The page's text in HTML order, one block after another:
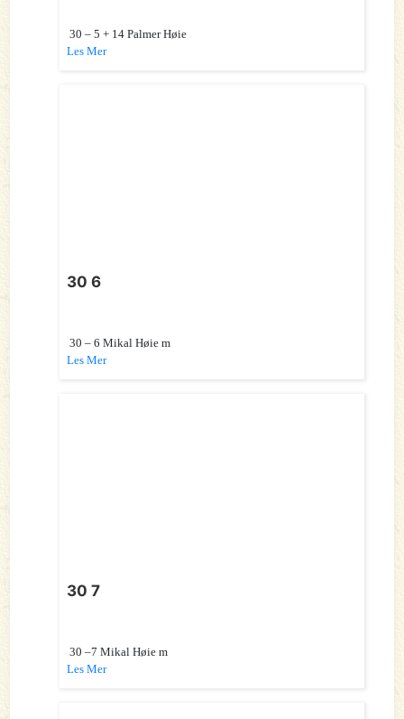
30 – 5 + 14 Palmer Høie
Les Mer
30 6
30 – 6 Mikal Høie m
Les Mer
30 7
30 –7 Mikal Høie m
Les Mer